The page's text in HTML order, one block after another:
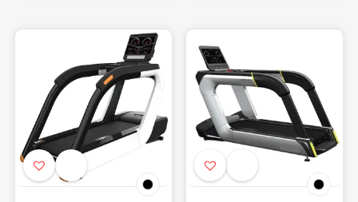
هوازی باشگاهی و خانگی را مشاهده کنید و با بهترین قیمت و
گارانتی خرید خود را به صورت حضوری یا آنلاین انجام دهید.